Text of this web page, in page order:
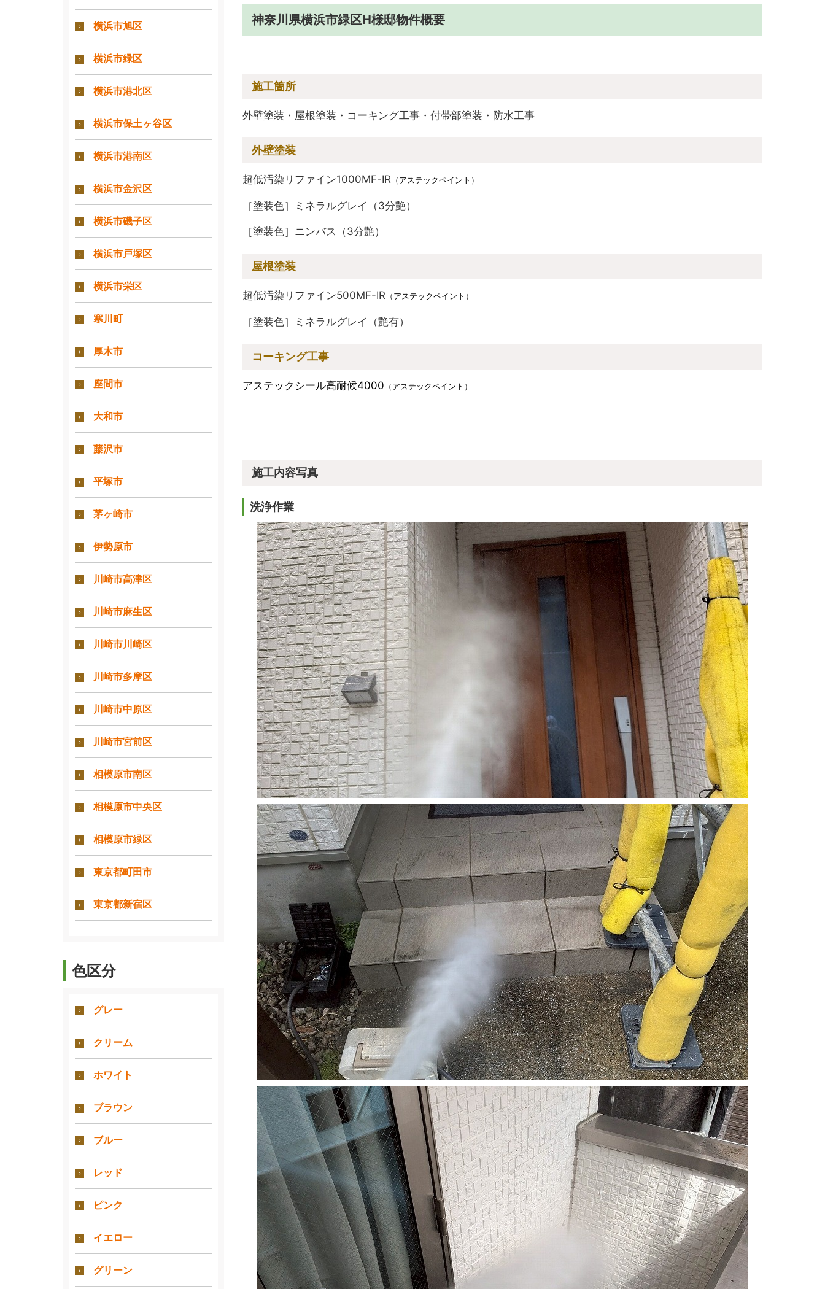
横浜市旭区
横浜市緑区
横浜市港北区
横浜市保土ヶ谷区
横浜市港南区
横浜市金沢区
横浜市磯子区
横浜市戸塚区
横浜市栄区
寒川町
厚木市
座間市
大和市
藤沢市
平塚市
茅ヶ崎市
伊勢原市
川崎市高津区
川崎市麻生区
川崎市川崎区
川崎市多摩区
川崎市中原区
川崎市宮前区
相模原市南区
相模原市中央区
相模原市緑区
東京都町田市
東京都新宿区
色区分
グレー
クリーム
ホワイト
ブラウン
ブルー
レッド
ピンク
イエロー
グリーン
神奈川県横浜市緑区H様邸物件概要
施工箇所
外壁塗装・屋根塗装・コーキング工事・付帯部塗装・防水工事
外壁塗装
超低汚染リファイン1000MF-IR （アステックペイント ）
［塗装色］ミネラルグレイ（3分艶）
［塗装色］ニンバス（3分艶）
屋根塗装
超低汚染リファイン500MF-IR （アステックペイント ）
［塗装色］ミネラルグレイ（艶有）
コーキング工事
アステックシール高耐候4000 （アステックペイント）
施工内容写真
洗浄作業